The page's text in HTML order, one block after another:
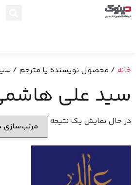
خانه / محصول نویسنده یا مترجم /
سید علی
در حال نمایش یک نتیجه